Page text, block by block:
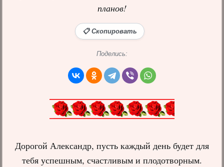
планов!
📋 Скопировать
Поделись:
Дорогой Александр, пусть каждый день будет для
тебя успешным, счастливым и плодотворным.